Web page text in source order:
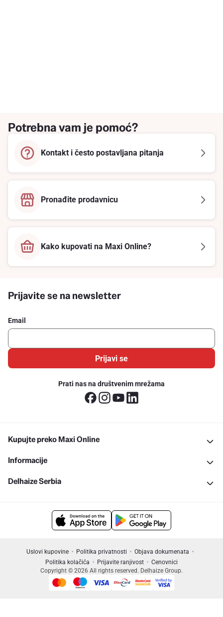
Potrebna vam je pomoć?
Kontakt i često postavljana pitanja
Pronađite prodavnicu
Kako kupovati na Maxi Online?
Prijavite se na newsletter
Email
Prijavi se
Prati nas na društvenim mrežama
Kupujte preko Maxi Online
Informacije
Delhaize Serbia
Uslovi kupovine Politika privatnosti
Objava dokumenata
Politika kolačića
Prijavite ranjivost
Cenovnici
Copyright © 2026 All rights reserved. Delhaize Group.